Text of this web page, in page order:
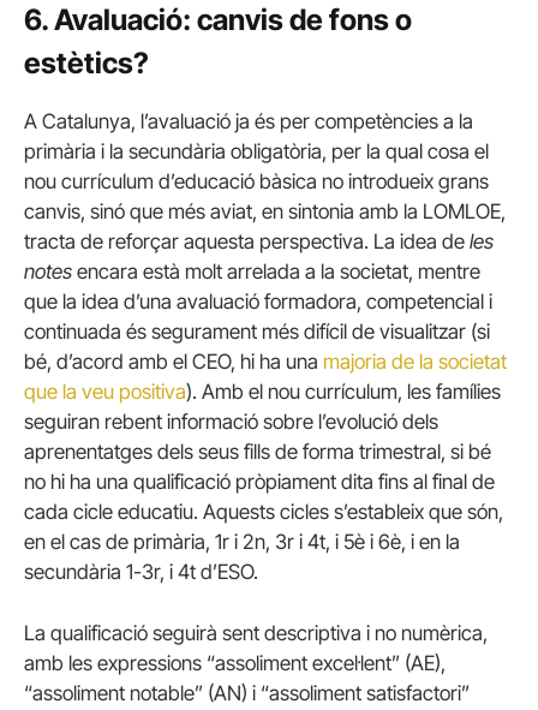
6. Avaluació: canvis de fons o
estètics?
A Catalunya, l’avaluació ja és per competències a la
primària i la secundària obligatòria, per la qual cosa el
nou currículum d’educació bàsica no introdueix grans
canvis, sinó que més aviat, en sintonia amb la LOMLOE,
tracta de reforçar aquesta perspectiva. La idea de les
notes encara està molt arrelada a la societat, mentre
que la idea d’una avaluació formadora, competencial i
continuada és segurament més difícil de visualitzar (si
bé, d’acord amb el CEO, hi ha una majoria de la societat
que la veu positiva). Amb el nou currículum, les famílies
seguiran rebent informació sobre l’evolució dels
aprenentatges dels seus fills de forma trimestral, si bé
no hi ha una qualificació pròpiament dita fins al final de
cada cicle educatiu. Aquests cicles s’estableix que són,
en el cas de primària, 1r i 2n, 3r i 4t, i 5è i 6è, i en la
secundària 1-3r, i 4t d’ESO.
La qualificació seguirà sent descriptiva i no numèrica,
amb les expressions “assoliment excel·lent” (AE),
“assoliment notable” (AN) i “assoliment satisfactori”